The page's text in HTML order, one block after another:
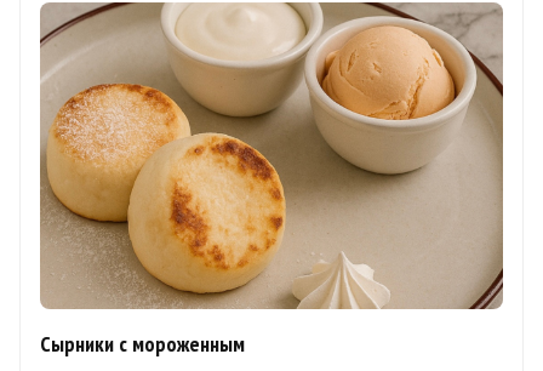
Сырники с мороженным